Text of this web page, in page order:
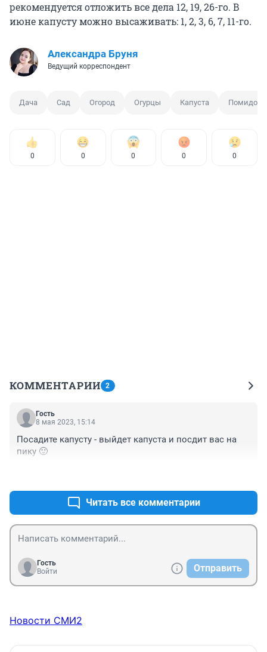
рекомендуется отложить все дела 12, 19, 26-го. В
июне капусту можно высаживать: 1, 2, 3, 6, 7, 11-го.
Александра Бруня
Ведущий корреспондент
Дача Сад Огород Огурцы Капуста Помидор
0 0 0 0 0
КОММЕНТАРИИ 2
Гость
8 мая 2023, 15:14
Посадите капусту - выйдет капуста и посдит вас на
пику 🙂
Читать все комментарии
Гость
Войти
Отправить
Новости СМИ2